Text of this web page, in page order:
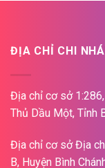
ĐỊA CHỈ CHI
Địa chỉ cơ sở
Thủ Dầu Một, Tỉnh
Địa chỉ cơ sở Địa
B, Huyện Bình